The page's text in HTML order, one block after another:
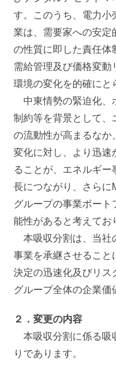
す。このうち、電力小
業は、需要家への安定
の性質に即した責任体
需給管理及び価格変動
環境の変化を的確にと
中東情勢の緊迫化、
制約等を背景として、
の流動性が高まるなか
変化に対し、より迅速
ることが、エネルギ
長につながり、さらに
グループの事業ポート
能性があると考えてお
本吸収分割は、当社
事業を承継させること
決定の迅速化及びリス
グループ全体の企業価
２．変更の内容
本吸収分割に係る吸
りであります。